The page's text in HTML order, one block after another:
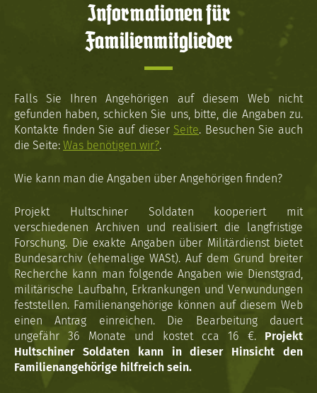
Informationen für
Familienmitglieder
Falls Sie Ihren Angehörigen auf diesem Web nicht
gefunden haben, schicken Sie uns, bitte, die Angaben zu.
Kontakte finden Sie auf dieser Seite. Besuchen Sie auch
die Seite: Was benötigen wir?.
Wie kann man die Angaben über Angehörigen finden?
Projekt Hultschiner Soldaten kooperiert mit
verschiedenen Archiven und realisiert die langfristige
Forschung. Die exakte Angaben über Militärdienst bietet
Bundesarchiv (ehemalige WASt). Auf dem Grund breiter
Recherche kann man folgende Angaben wie Dienstgrad,
militärische Laufbahn, Erkrankungen und Verwundungen
feststellen. Familienangehörige können auf diesem Web
einen Antrag einreichen. Die Bearbeitung dauert
ungefähr 36 Monate und kostet cca 16 €. Projekt
Hultschiner Soldaten kann in dieser Hinsicht den
Familienangehörige hilfreich sein.